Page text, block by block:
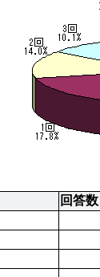
回答数